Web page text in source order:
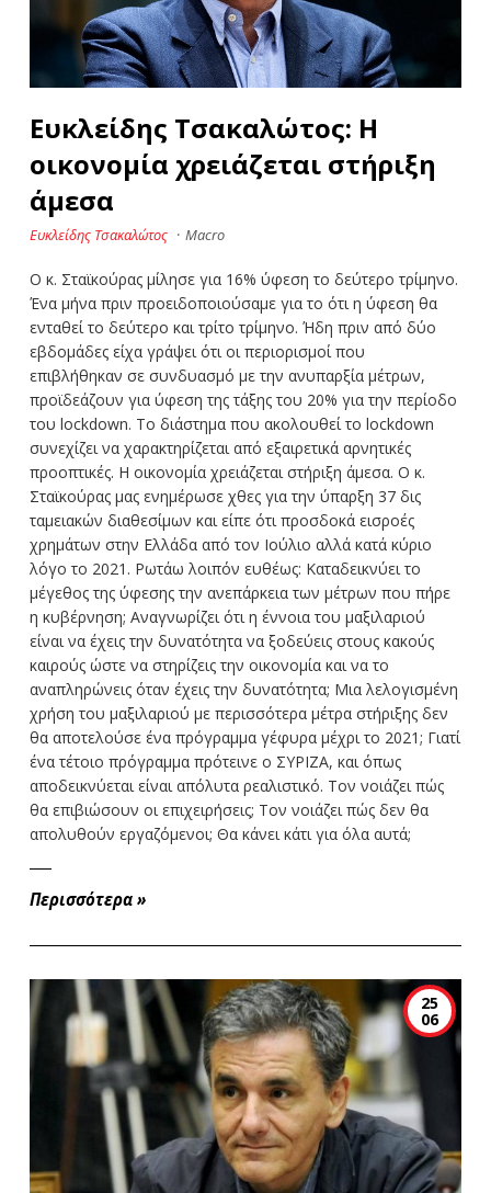
Ευκλείδης Τσακαλώτος: Η
οικονομία χρειάζεται στήριξη
άμεσα
Ευκλείδης Τσακαλώτος · Macro
Ο κ. Σταϊκούρας μίλησε για 16% ύφεση το δεύτερο τρίμηνο.
Ένα μήνα πριν προειδοποιούσαμε για το ότι η ύφεση θα
ενταθεί το δεύτερο και τρίτο τρίμηνο. Ήδη πριν από δύο
εβδομάδες είχα γράψει ότι οι περιορισμοί που
επιβλήθηκαν σε συνδυασμό με την ανυπαρξία μέτρων,
προϊδεάζουν για ύφεση της τάξης του 20% για την περίοδο
του lockdown. Το διάστημα που ακολουθεί το lockdown
συνεχίζει να χαρακτηρίζεται από εξαιρετικά αρνητικές
προοπτικές. Η οικονομία χρειάζεται στήριξη άμεσα. Ο κ.
Σταϊκούρας μας ενημέρωσε χθες για την ύπαρξη 37 δις
ταμειακών διαθεσίμων και είπε ότι προσδοκά εισροές
χρημάτων στην Ελλάδα από τον Ιούλιο αλλά κατά κύριο
λόγο το 2021. Ρωτάω λοιπόν ευθέως: Καταδεικνύει το
μέγεθος της ύφεσης την ανεπάρκεια των μέτρων που πήρε
η κυβέρνηση; Αναγνωρίζει ότι η έννοια του μαξιλαριού
είναι να έχεις την δυνατότητα να ξοδεύεις στους κακούς
καιρούς ώστε να στηρίζεις την οικονομία και να το
αναπληρώνεις όταν έχεις την δυνατότητα; Μια λελογισμένη
χρήση του μαξιλαριού με περισσότερα μέτρα στήριξης δεν
θα αποτελούσε ένα πρόγραμμα γέφυρα μέχρι το 2021; Γιατί
ένα τέτοιο πρόγραμμα πρότεινε ο ΣΥΡΙΖΑ, και όπως
αποδεικνύεται είναι απόλυτα ρεαλιστικό. Τον νοιάζει πώς
θα επιβιώσουν οι επιχειρήσεις; Τον νοιάζει πώς δεν θα
απολυθούν εργαζόμενοι; Θα κάνει κάτι για όλα αυτά;
Περισσότερα »
25
06